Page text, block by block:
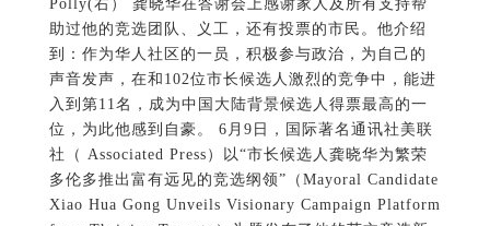
for a Thriving Toronto）为题发布了他的英文竞选新
闻，美国雅虎新闻（Yahoo.com）、美国《数码日报》
（Digital Journal ）等著名美国新闻媒体和美国地区
新闻媒体如美国跨城市广播新闻《桥媒体联播》
（Bridge Media Networks）、纽约《国际商业时报》
(IBTimes)、《纽约州新闻》（New York State
News）、《新泽西州电讯报》（New Jersey
Telegraph）、 佐治亚州和南卡罗来纳州地区新闻联播
WSAV 、伊利诺伊州芝加哥著名金融新闻网《晨星》